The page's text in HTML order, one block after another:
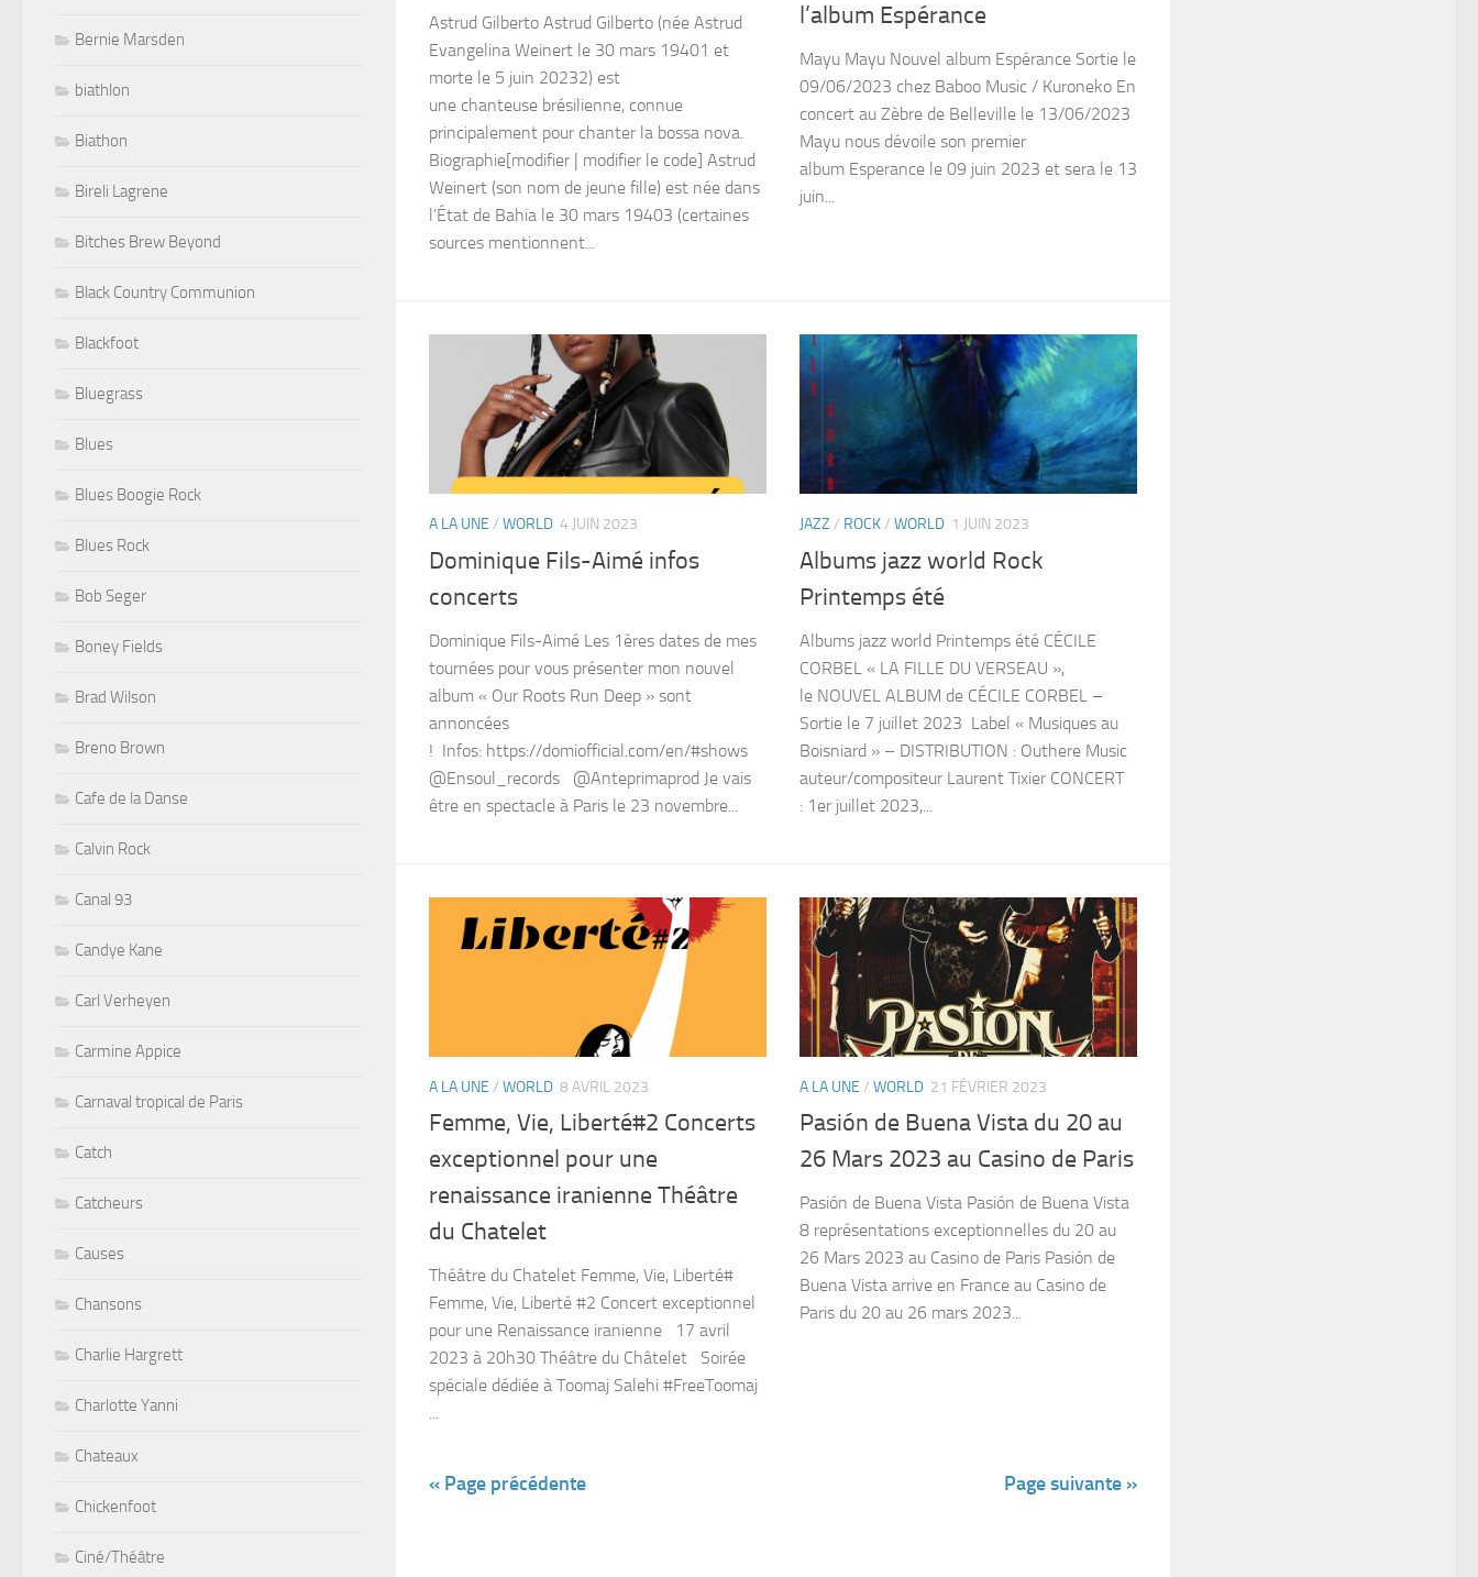
Astrud Gilberto Astrud Gilberto (née Astrud
Evangelina Weinert le 30 mars 19401 et
morte le 5 juin 20232) est
une chanteuse brésilienne, connue
principalement pour chanter la bossa nova.
Biographie[modifier | modifier le code] Astrud
Weinert (son nom de jeune fille) est née dans
l’État de Bahia le 30 mars 19403 (certaines
sources mentionnent...
l’album Espérance
Mayu Mayu Nouvel album Espérance Sortie le
09/06/2023 chez Baboo Music / Kuroneko En
concert au Zèbre de Belleville le 13/06/2023
Mayu nous dévoile son premier
album Esperance le 09 juin 2023 et sera le 13
juin...
A LA UNE / WORLD 4 JUIN 2023
Dominique Fils-Aimé infos
concerts
Dominique Fils-Aimé Les 1ères dates de mes
tournées pour vous présenter mon nouvel
album « Our Roots Run Deep » sont
annoncées
! Infos: https://domiofficial.com/en/#shows
@Ensoul_records @Anteprimaprod Je vais
être en spectacle à Paris le 23 novembre...
JAZZ / ROCK/ WORLD 1 JUIN 2023
Albums jazz world Rock
Printemps été
Albums jazz world Printemps été CÉCILE
CORBEL « LA FILLE DU VERSEAU »,
le NOUVEL ALBUM de CÉCILE CORBEL –
Sortie le 7 juillet 2023 Label « Musiques au
Boisniard » – DISTRIBUTION : Outhere Music
auteur/compositeur Laurent Tixier CONCERT
: 1er juillet 2023,...
A LA UNE / WORLD 8 AVRIL 2023
Femme, Vie, Liberté#2 Concerts
exceptionnel pour une
renaissance iranienne Théâtre
du Chatelet
Théâtre du Chatelet Femme, Vie, Liberté#
Femme, Vie, Liberté #2 Concert exceptionnel
pour une Renaissance iranienne 17 avril
2023 à 20h30 Théâtre du Châtelet Soirée
spéciale dédiée à Toomaj Salehi #FreeToomaj
A LA UNE / WORLD 21 FÉVRIER 2023
Pasión de Buena Vista du 20 au
26 Mars 2023 au Casino de Paris
Pasión de Buena Vista Pasión de Buena Vista
8 représentations exceptionnelles du 20 au
26 Mars 2023 au Casino de Paris Pasión de
Buena Vista arrive en France au Casino de
Paris du 20 au 26 mars 2023...
« Page précédente Page suivante »
Bernie Marsden
biathlon
Biathon
Bireli Lagrene
Bitches Brew Beyond
Black Country Communion
Blackfoot
Bluegrass
Blues
Blues Boogie Rock
Blues Rock
Bob Seger
Boney Fields
Brad Wilson
Breno Brown
Cafe de la Danse
Calvin Rock
Canal 93
Candye Kane
Carl Verheyen
Carmine Appice
Carnaval tropical de Paris
Catch
Catcheurs
Causes
Chansons
Charlie Hargrett
Charlotte Yanni
Chateaux
Chickenfoot
Ciné/Théâtre